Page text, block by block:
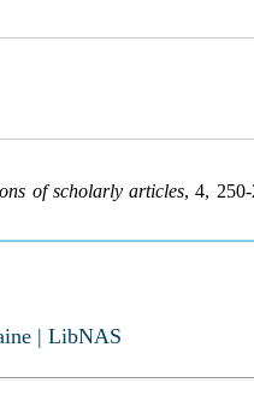
of scholarly articles, 4, 250-
| LibNAS